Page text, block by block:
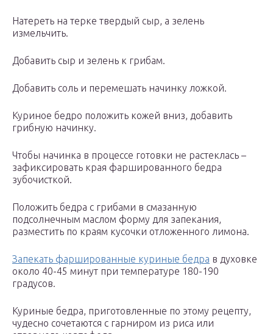
Натереть на терке твердый сыр, а зелень
измельчить.
Добавить сыр и зелень к грибам.
Добавить соль и перемешать начинку ложкой.
Куриное бедро положить кожей вниз, добавить
грибную начинку.
Чтобы начинка в процессе готовки не растеклась –
зафиксировать края фаршированного бедра
зубочисткой.
Положить бедра с грибами в смазанную
подсолнечным маслом форму для запекания,
разместить по краям кусочки отложенного лимона.
Запекать фаршированные куриные бедра в духовке
около 40-45 минут при температуре 180-190
градусов.
Куриные бедра, приготовленные по этому рецепту,
чудесно сочетаются с гарниром из риса или